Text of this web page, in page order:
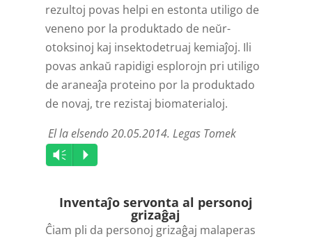
rezultoj povas helpi en estonta utiligo de
veneno por la produktado de neŭr­
otoksinoj kaj insekto­detruaj kemiaĵoj. Ili
povas ankaŭ rapidigi esplorojn pri utiligo
de araneaĵa proteino por la produktado
de novaj, tre rezistaj biomaterialoj.
El la elsendo 20.05.2014. Legas Tomek
Audio
Player
Vm P
Inventaĵo servonta al personoj
grizaĝaj
Ĉiam pli da personoj grizaĝaj malaperas